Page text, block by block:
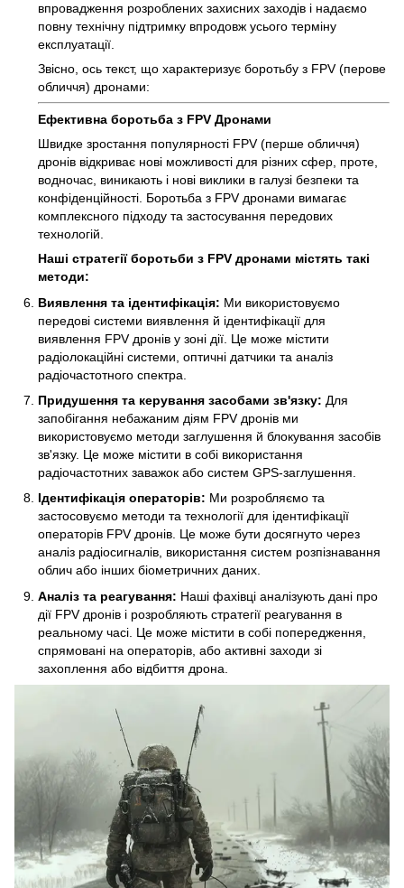
впровадження розроблених захисних заходів і надаємо
повну технічну підтримку впродовж усього терміну
експлуатації.
Звісно, ось текст, що характеризує боротьбу з FPV (перове
обличчя) дронами:
Ефективна боротьба з FPV Дронами
Швидке зростання популярності FPV (перше обличчя)
дронів відкриває нові можливості для різних сфер, проте,
водночас, виникають і нові виклики в галузі безпеки та
конфіденційності. Боротьба з FPV дронами вимагає
комплексного підходу та застосування передових
технологій.
Наші стратегії боротьби з FPV дронами містять такі
методи:
Виявлення та ідентифікація: Ми використовуємо
передові системи виявлення й ідентифікації для
виявлення FPV дронів у зоні дії. Це може містити
радіолокаційні системи, оптичні датчики та аналіз
радіочастотного спектра.
Придушення та керування засобами зв'язку: Для
запобігання небажаним діям FPV дронів ми
використовуємо методи заглушення й блокування засобів
зв'язку. Це може містити в собі використання
радіочастотних заважок або систем GPS-заглушення.
Ідентифікація операторів: Ми розробляємо та
застосовуємо методи та технології для ідентифікації
операторів FPV дронів. Це може бути досягнуто через
аналіз радіосигналів, використання систем розпізнавання
облич або інших біометричних даних.
Аналіз та реагування: Наші фахівці аналізують дані про
дії FPV дронів і розробляють стратегії реагування в
реальному часі. Це може містити в собі попередження,
спрямовані на операторів, або активні заходи зі
захоплення або відбиття дрона.